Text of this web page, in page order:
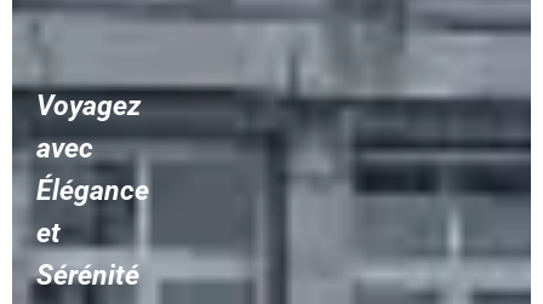
Voyagez
avec
Élégance
et
Sérénité